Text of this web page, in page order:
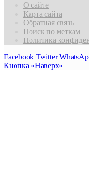
О сайте
Карта сайта
Обратная связь
Поиск по меткам
Политика
Facebook Twitter
Кнопка «Наверх»